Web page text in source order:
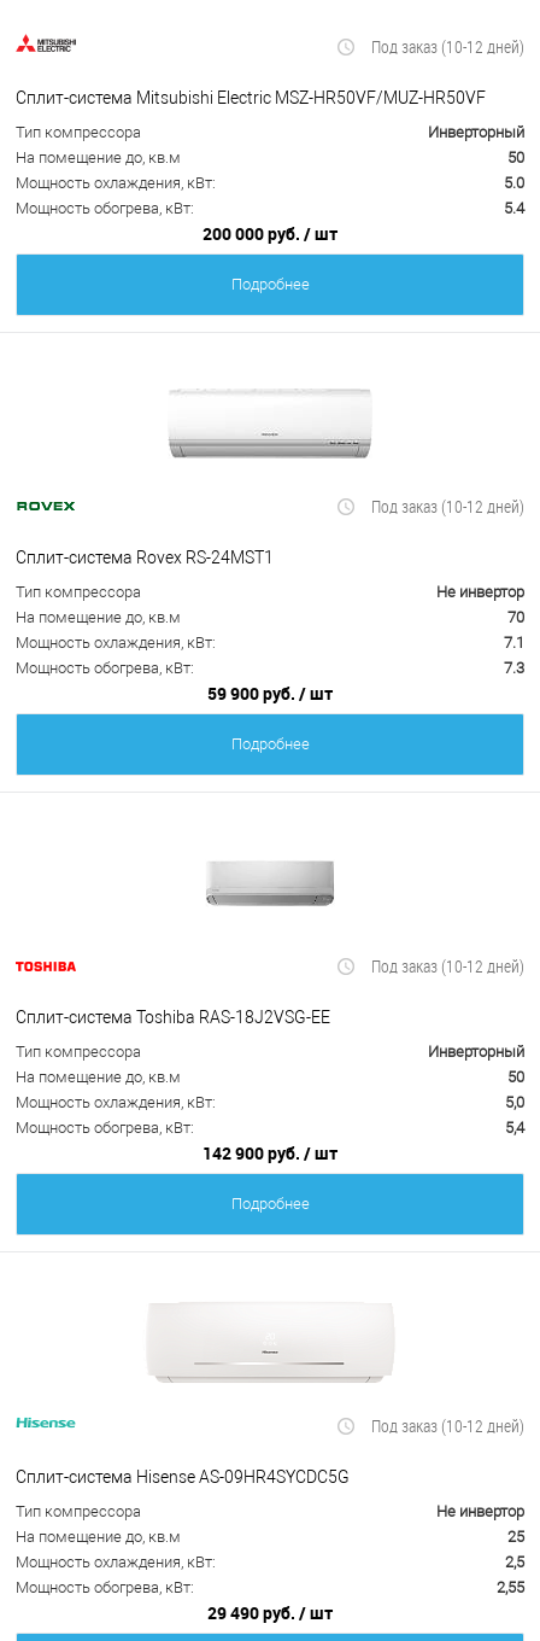
Под заказ (10-12 дней)
Сплит-система Mitsubishi Electric MSZ-HR50VF/MUZ-HR50VF
Тип компрессора
Инверторный
На помещение до, кв.м
50
Мощность охлаждения, кВт:
5.0
Мощность обогрева, кВт:
5.4
200 000 руб. / шт
Подробнее
Под заказ (10-12 дней)
Сплит-система Rovex RS-24MST1
Тип компрессора
Не инвертор
На помещение до, кв.м
70
Мощность охлаждения, кВт:
7.1
Мощность обогрева, кВт:
7.3
59 900 руб. / шт
Подробнее
Под заказ (10-12 дней)
Сплит-система Toshiba RAS-18J2VSG-EE
Тип компрессора
Инверторный
На помещение до, кв.м
50
Мощность охлаждения, кВт:
5,0
Мощность обогрева, кВт:
5,4
142 900 руб. / шт
Подробнее
Под заказ (10-12 дней)
Сплит-система Hisense AS-09HR4SYCDC5G
Тип компрессора
Не инвертор
На помещение до, кв.м
25
Мощность охлаждения, кВт:
2,5
Мощность обогрева, кВт:
2,55
29 490 руб. / шт